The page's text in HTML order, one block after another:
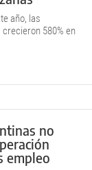
año, las
580% en
no
empleo